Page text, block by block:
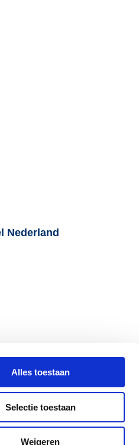
Alles toestaan
Selectie toestaan
Weigeren
Nederland